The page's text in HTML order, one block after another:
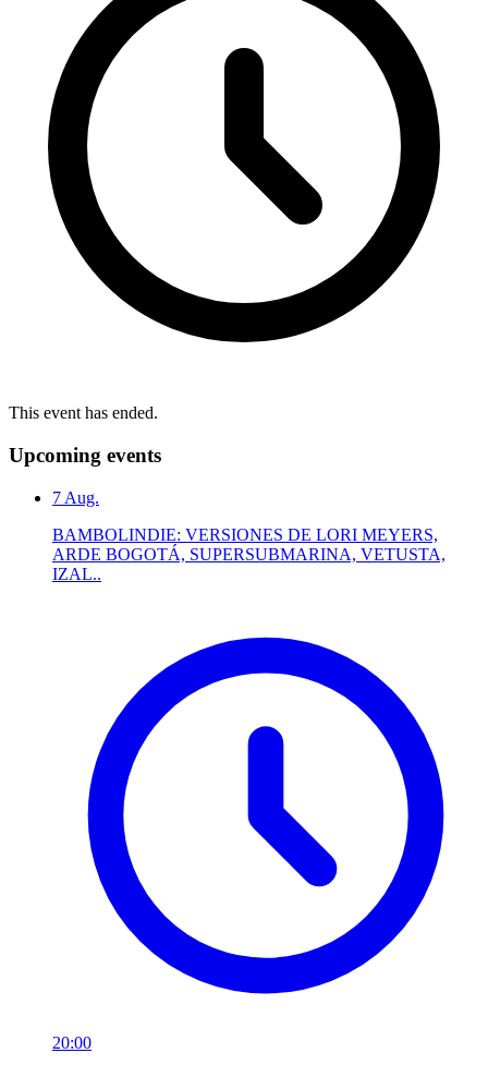
This event has ended.
Upcoming events
7 Aug.
BAMBOLINDIE: VERSIONES DE LORI MEYERS,
ARDE BOGOTÁ, SUPERSUBMARINA, VETUSTA,
IZAL..
20:00